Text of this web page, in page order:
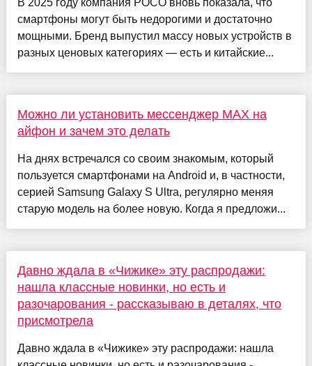
смартфоны могут быть недорогими и достаточно
мощными. Бренд выпустил массу новых устройств в
разных ценовых категориях — есть и китайские...
Можно ли установить мессенджер MAX на
айфон и зачем это делать
На днях встречался со своим знакомым, который
пользуется смартфонами на Android и, в частности,
серией Samsung Galaxy S Ultra, регулярно меняя
старую модель на более новую. Когда я предложи...
Давно ждала в «Чижике» эту распродажи:
нашла классные новинки, но есть и
разочарования - рассказываю в деталях, что
присмотрела
Давно ждала в «Чижике» эту распродажи: нашла